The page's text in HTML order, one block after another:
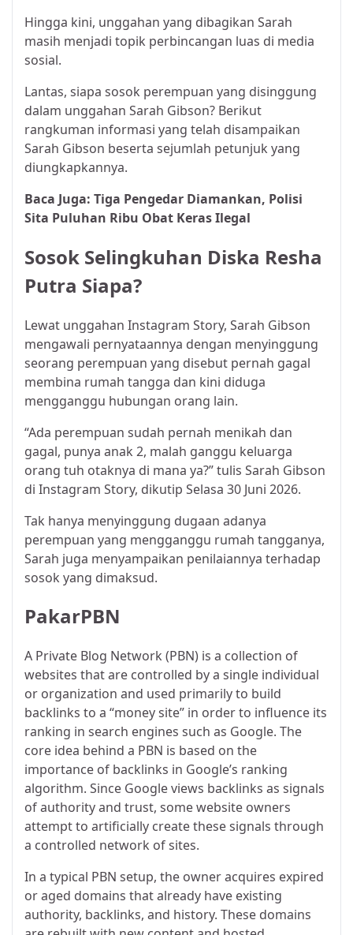
Hingga kini, unggahan yang dibagikan Sarah
masih menjadi topik perbincangan luas di media
sosial.
Lantas, siapa sosok perempuan yang disinggung
dalam unggahan Sarah Gibson? Berikut
rangkuman informasi yang telah disampaikan
Sarah Gibson beserta sejumlah petunjuk yang
diungkapkannya.
Baca Juga: Tiga Pengedar Diamankan, Polisi
Sita Puluhan Ribu Obat Keras Ilegal
Sosok Selingkuhan Diska Resha
Putra Siapa?
Lewat unggahan Instagram Story, Sarah Gibson
mengawali pernyataannya dengan menyinggung
seorang perempuan yang disebut pernah gagal
membina rumah tangga dan kini diduga
mengganggu hubungan orang lain.
“Ada perempuan sudah pernah menikah dan
gagal, punya anak 2, malah ganggu keluarga
orang tuh otaknya di mana ya?” tulis Sarah Gibson
di Instagram Story, dikutip Selasa 30 Juni 2026.
Tak hanya menyinggung dugaan adanya
perempuan yang mengganggu rumah tangganya,
Sarah juga menyampaikan penilaiannya terhadap
sosok yang dimaksud.
PakarPBN
A Private Blog Network (PBN) is a collection of
websites that are controlled by a single individual
or organization and used primarily to build
backlinks to a “money site” in order to influence its
ranking in search engines such as Google. The
core idea behind a PBN is based on the
importance of backlinks in Google’s ranking
algorithm. Since Google views backlinks as signals
of authority and trust, some website owners
attempt to artificially create these signals through
a controlled network of sites.
In a typical PBN setup, the owner acquires expired
or aged domains that already have existing
authority, backlinks, and history. These domains